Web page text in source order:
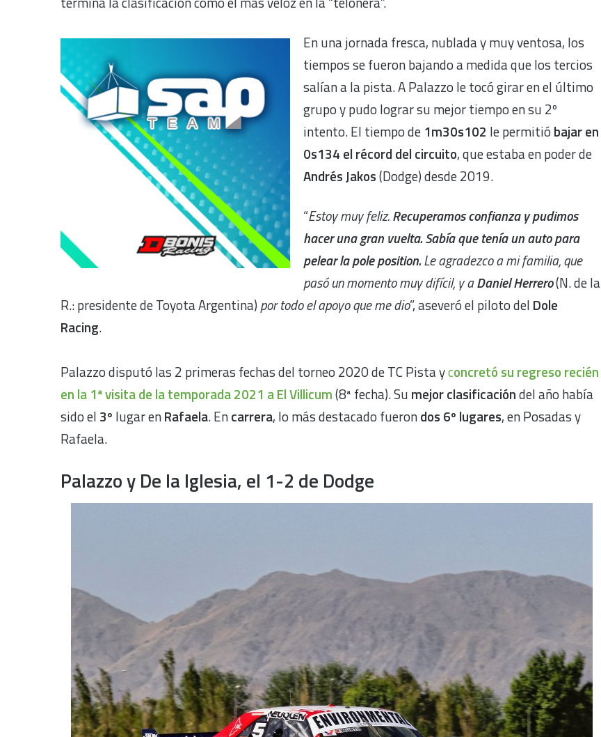
En una jornada fresca, nublada y muy ventosa, los
tiempos se fueron bajando a medida que los tercios
salían a la pista. A Palazzo le tocó girar en el último
grupo y pudo lograr su mejor tiempo en su 2º
intento. El tiempo de 1m30s102 le permitió bajar en
0s134 el récord del circuito, que estaba en poder de
Andrés Jakos(Dodge) desde 2019.
“Estoy muy feliz.Recuperamos confianza y pudimos
hacer una gran vuelta. Sabía que tenía un auto para
pelear la pole position.Le agradezco a mi familia, que
pasó un momento muy difícil, y aDaniel Herrero(N. de la
R.: presidente de Toyota Argentina) por todo el apoyo que me dio”, aseveró el piloto del Dole
Racing.
Palazzo disputó las 2 primeras fechas del torneo 2020 de TC Pista yconcretó su regreso recién
en la 1ª visita de la temporada 2021 a El Villicum(8ª fecha). Su mejor clasificacióndel año había
sido el 3º lugar enRafaela. Encarrera, lo más destacado fuerondos 6º lugares, en Posadas y
Rafaela.
Palazzo y De la Iglesia, el 1-2 de Dodge